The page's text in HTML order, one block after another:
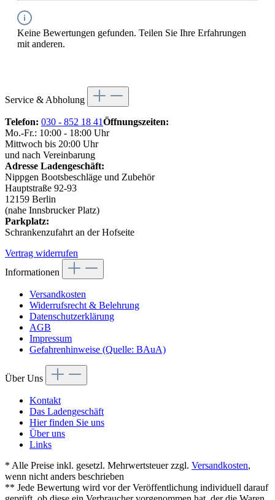
Keine Bewertungen gefunden. Teilen Sie Ihre Erfahrungen
mit anderen.
Service & Abholung
Telefon: 030 - 852 18 41Öffnungszeiten:
Mo.-Fr.: 10:00 - 18:00 Uhr
Mittwoch bis 20:00 Uhr
und nach Vereinbarung
Adresse Ladengeschäft:
Nippgen Bootsbeschläge und Zubehör
Hauptstraße 92-93
12159 Berlin
(nahe Innsbrucker Platz)
Parkplatz:
Schrankenzufahrt an der Hofseite
Vertrag widerrufen
Informationen
Versandkosten
Widerrufsrecht & Belehrung
Datenschutzerklärung
AGB
Impressum
Gefahrenhinweise (Quelle: BAuA)
Über Uns
Kontakt
Das Ladengeschäft
Hier finden Sie uns
Über uns
Links
* Alle Preise inkl. gesetzl. Mehrwertsteuer zzgl. Versandkosten,
wenn nicht anders beschrieben
** Jede Bewertung wird vor der Veröffentlichung individuell darauf